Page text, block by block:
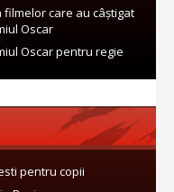
filmelor care au câștigat
Oscar
Oscar pentru regie
pentru copii